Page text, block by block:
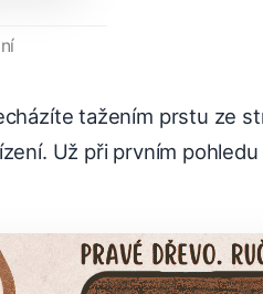
tažením prstu ze
Už při prvním